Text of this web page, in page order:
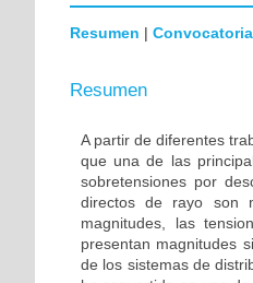
Resumen | Convocatoria
Resumen
A partir de diferentes
que una de las
sobretensiones por
directos de rayo son
magnitudes, las
presentan magnitudes
de los sistemas de